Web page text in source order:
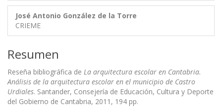
José Antonio González de la Torre
CRIEME
Resumen
Reseña bibliográfica de La arquitectura escolar en Cantabria.
Análisis de la arquitectura escolar en el municipio de Castro
Urdiales. Santander, Consejería de Educación, Cultura y Deporte
del Gobierno de Cantabria, 2011, 194 pp.